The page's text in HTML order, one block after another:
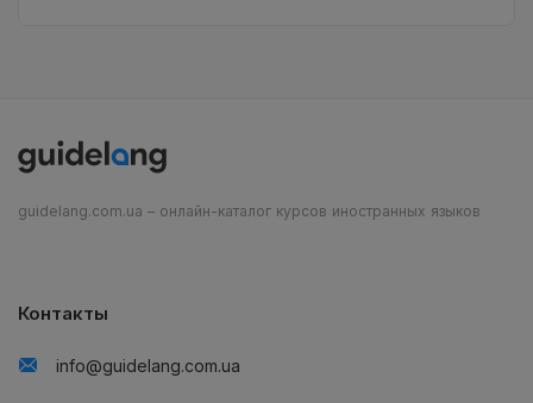
guidelang.com.ua – онлайн-каталог курсов иностранных языков
Контакты
info@guidelang.com.ua